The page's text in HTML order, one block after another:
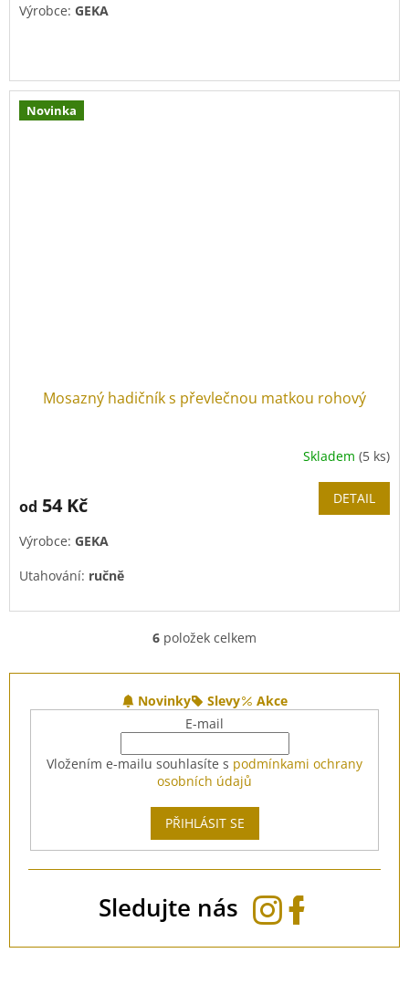
Výrobce: GEKA
Novinka
Mosazný hadičník s převlečnou matkou rohový
Skladem (5 ks)
od 54 Kč DETAIL
Výrobce: GEKA
Utahování: ručně
O
l
á
d
a
c
í
p
v
k
y
v
p
i
6 položek celkem
Novinky Slevy
Akce
E-mail
Vložením e-mailu souhlasíte s podmínkami ochrany
osobních údajů
PŘIHLÁSIT SE
Sledujte nás